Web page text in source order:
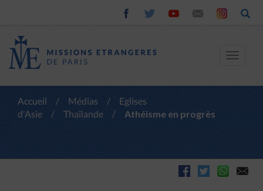
Toggle
Accueil / Médias /
Eglises
d'Asie
/ Thaïlande / Athéisme en progrès